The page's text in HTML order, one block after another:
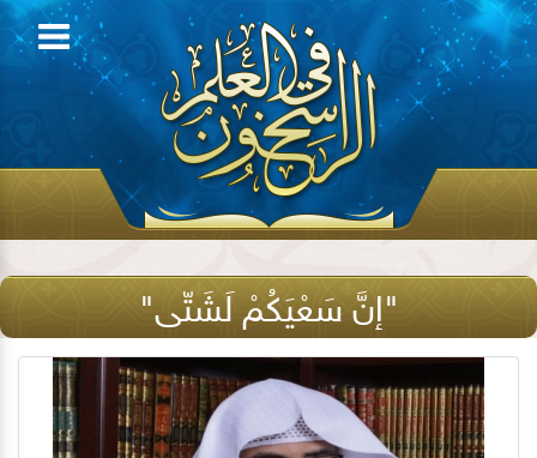
"إنَّ سَعْيَكُمْ لَشَتّى"